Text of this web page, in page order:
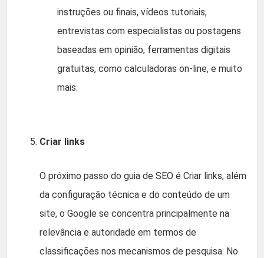
instruções ou finais, vídeos tutoriais,
entrevistas com especialistas ou postagens
baseadas em opinião, ferramentas digitais
gratuitas, como calculadoras on-line, e muito
mais.
Criar links
O próximo passo do guia de SEO é Criar links, além
da configuração técnica e do conteúdo de um
site, o Google se concentra principalmente na
relevância e autoridade em termos de
classificações nos mecanismos de pesquisa. No